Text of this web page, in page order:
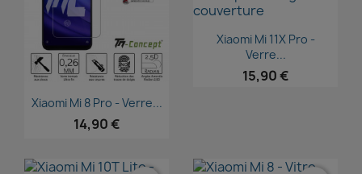
Aperçu rapide
Xiaomi Mi 8 Pro - Verre...
14,90 €
Aperçu rapide
Xiaomi Mi 11X Pro -
Verre...
15,90 €